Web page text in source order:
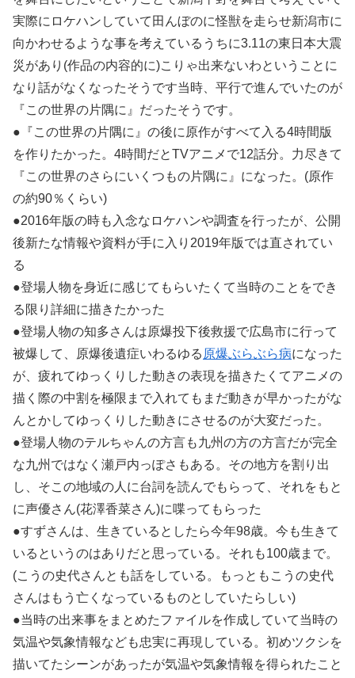
実際にロケハンしていて田んぼのに怪獣を走らせ新潟市に
向かわせるような事を考えているうちに3.11の東日本大震
災があり(作品の内容的に)こりゃ出来ないわということに
なり話がなくなったそうです当時、平行で進んでいたのが
『この世界の片隅に』だったそうです。
●『この世界の片隅に』の後に原作がすべて入る4時間版
を作りたかった。4時間だとTVアニメで12話分。力尽きて
『この世界のさらにいくつもの片隅に』になった。(原作
の約90％くらい)
●2016年版の時も入念なロケハンや調査を行ったが、公開
後新たな情報や資料が手に入り2019年版では直されてい
る
●登場人物を身近に感じてもらいたくて当時のことをでき
る限り詳細に描きたかった
●登場人物の知多さんは原爆投下後救援で広島市に行って
被爆して、原爆後遺症いわるゆる 原爆ぶらぶら病になった
が、疲れてゆっくりした動きの表現を描きたくてアニメの
描く際の中割を極限まで入れてもまだ動きが早かったがな
んとかしてゆっくりした動きにさせるのが大変だった。
●登場人物のテルちゃんの方言も九州の方の方言だが完全
な九州ではなく瀬戸内っぽさもある。その地方を割り出
し、そこの地域の人に台詞を読んでもらって、それをもと
に声優さん(花澤香菜さん)に喋ってもらった
●すずさんは、生きているとしたら今年98歳。今も生きて
いるというのはありだと思っている。それも100歳まで。
(こうの史代さんとも話をしている。もっともこうの史代
さんはもう亡くなっているものとしていたらしい)
●当時の出来事をまとめたファイルを作成していて当時の
気温や気象情報なども忠実に再現している。初めツクシを
描いてたシーンがあったが気温や気象情報を得られたこと